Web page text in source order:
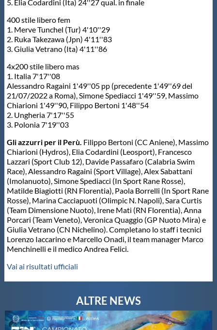
5. Elia Codardini (Ita) 24''27 qual. in finale
400 stile libero fem
1. Merve Tunchel (Tur) 4'10''29
2. Ruka Takezawa (Jpn) 4'11''83
3. Giulia Vetrano (Ita) 4'11''86
4x200 stile libero mas
1. Italia 7'17''08
Alessandro Ragaini 1'49''05 pp (precedente 1'49''69 del
21/07/2022 a Roma), Simone Spediacci 1'49''59, Massimo
Chiarioni 1'49''90, Filippo Bertoni 1'48''54
2. Ungheria 7'17''55
3. Polonia 7'19''03
Gli azzurri per il Perù. Filippo Bertoni (CC Aniene), Massimo
Chiarioni (Hydros), Elia Codardini (Leosport), Francesco
Lazzari (Sport Club 12), Davide Passafaro (Calabria Swim
Race), Alessandro Ragaini (Sport Village), Alex Sabattani
(Imolanuoto), Simone Spediacci (In Sport Rane Rosse),
Matilde Biagiotti (RN Florentia), Paola Borrelli (In Sport Rane
Rosse), Marina Cacciapuoti (Olimpic N. Napoli), Sara Curtis
(Team Dimensione Nuoto), Irene Mati (RN Florentia), Anna
Porcari (Team Veneto), Veronica Quaggio (GP Nuoto Mira) e
Giulia Vetrano (CN Nichelino). Completano lo staff i tecnici
Lorenzo Iaccarino e Marcello Onadi, il team manager Marco
Menchinelli e il medico Andrea Felici.
Vai ai risultati ufficiali